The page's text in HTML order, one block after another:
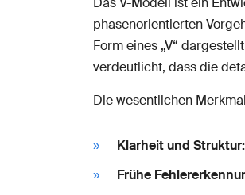
phasenorientierten
Form eines „V“
verdeutlicht, dass die
Die wesentlichen
Klarheit und Struktur:
Frühe